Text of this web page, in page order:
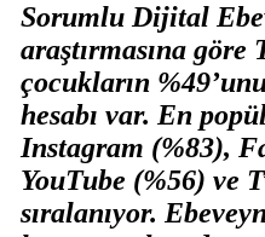
Sorumlu Dijital
araştırmasına göre
çocukların
hesabı var. En
Instagram (%83),
YouTube (%56) ve
sıralanıyor.